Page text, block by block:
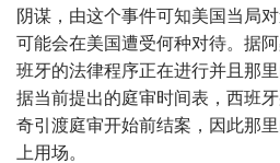
阴谋，由这个事件可知美国当局
可能会在美国遭受何种对待。据
班牙的法律程序正在进行并且那
据当前提出的庭审时间表，西班
奇引渡庭审开始前结案，因此那
上用场。